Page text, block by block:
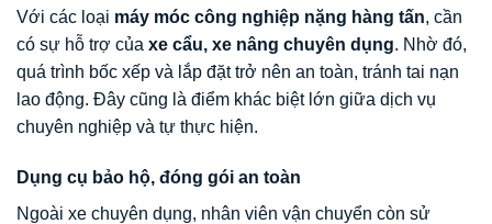
Với các loại máy móc công nghiệp nặng hàng tấn, cần
có sự hỗ trợ của xe cẩu, xe nâng chuyên dụng. Nhờ đó,
quá trình bốc xếp và lắp đặt trở nên an toàn, tránh tai nạn
lao động. Đây cũng là điểm khác biệt lớn giữa dịch vụ
chuyên nghiệp và tự thực hiện.
Dụng cụ bảo hộ, đóng gói an toàn
Ngoài xe chuyên dụng, nhân viên vận chuyển còn sử